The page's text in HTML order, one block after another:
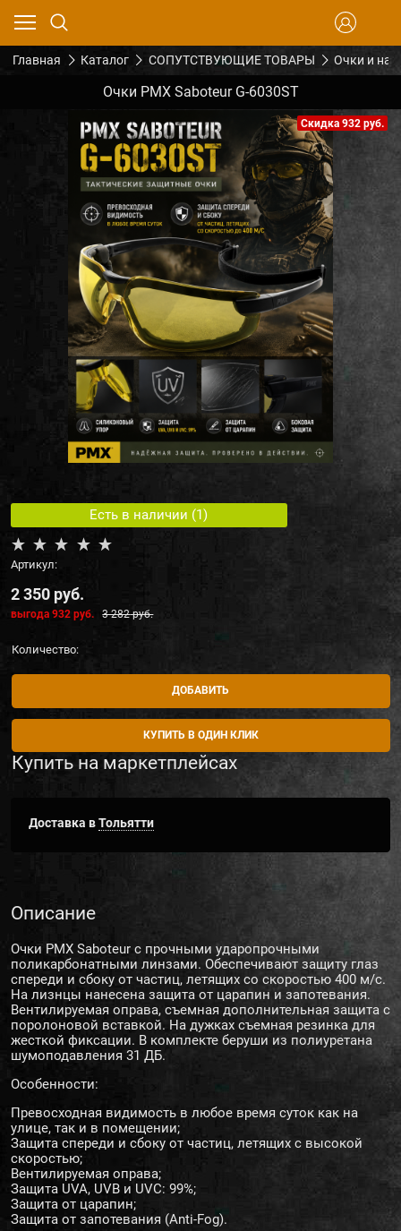
Главная Каталог СОПУТСТВУЮЩИЕ ТОВАРЫ Очки и
Очки PMX Saboteur G-6030ST
Скидка 932 руб.
Есть в наличии (1)
Артикул:
3 282 руб.
2 350 руб.
выгода 932 руб.
Количество:
ДОБАВИТЬ
КУПИТЬ В ОДИН КЛИК
Купить на маркетплейсах
Доставка вТольятти
Описание
Очки PMX Saboteur с прочными ударопрочными
поликарбонатными линзами. Обеспечивают защиту глаз
спереди и сбоку от частиц, летящих со скоростью 400 м/с.
На лизнцы нанесена защита от царапин и запотевания.
Вентилируемая оправа, съемная дополнительная защита с
поролоновой вставкой. На дужках съемная резинка для
жесткой фиксации. В комплекте беруши из полиуретана
шумоподавления 31 ДБ.
Особенности:
Превосходная видимость в любое время суток как на
улице, так и в помещении;
Защита спереди и сбоку от частиц, летящих с высокой
скоростью;
Вентилируемая оправа;
Защита UVA, UVB и UVC: 99%;
Защита от царапин;
Защита от запотевания (Anti-Fog).